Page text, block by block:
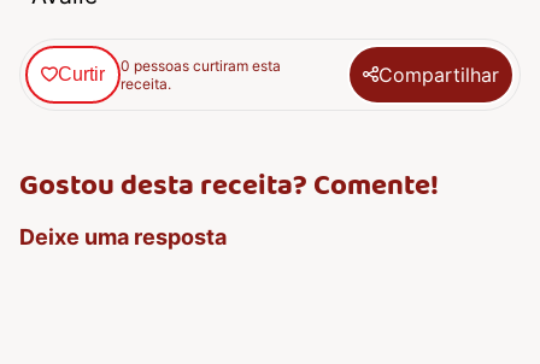
Curtir
0 pessoas curtiram esta
receita.
Compartilhar
Gostou desta receita? Comente!
Deixe uma resposta